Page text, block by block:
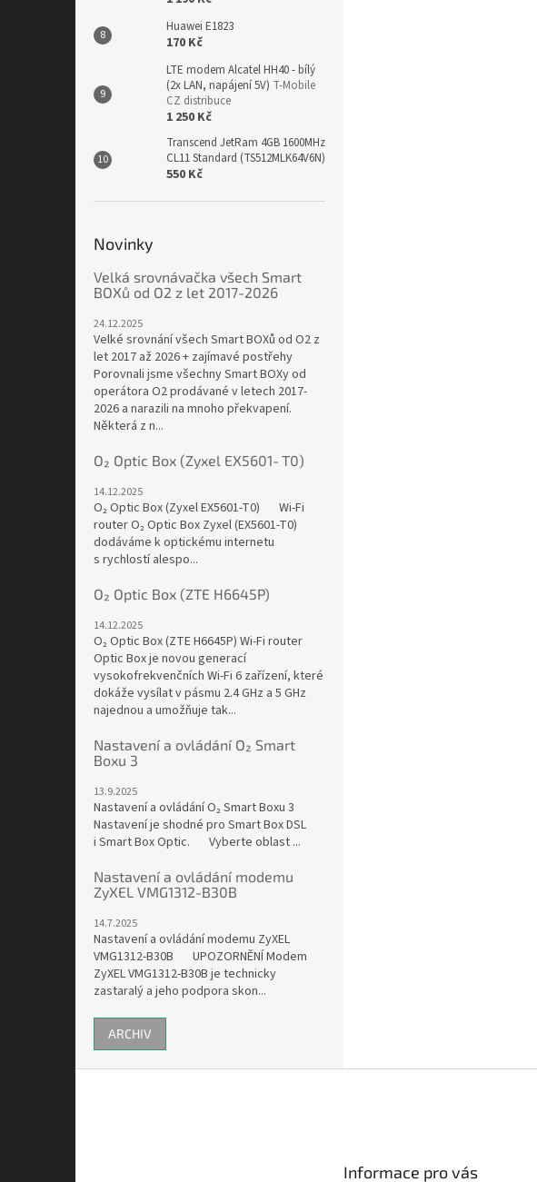
Huawei E1823
170 Kč
LTE modem Alcatel HH40 - bílý
(2x LAN, napájení 5V) T-Mobile
CZ distribuce
1 250 Kč
Transcend JetRam 4GB 1600MHz
CL11 Standard (TS512MLK64V6N)
550 Kč
Novinky
Velká srovnávačka všech Smart
BOXů od O2 z let 2017-2026
24.12.2025
Velké srovnání všech Smart BOXů od O2 z
let 2017 až 2026 + zajímavé postřehy
Porovnali jsme všechny Smart BOXy od
operátora O2 prodávané v letech 2017-
2026 a narazili na mnoho překvapení.
Některá z n...
O₂ Optic Box (Zyxel EX5601‑T0)
14.12.2025
O₂ Optic Box (Zyxel EX5601‑T0) Wi-Fi
router O₂ Optic Box Zyxel (EX5601-T0)
dodáváme k optickému internetu
s rychlostí alespo...
O₂ Optic Box (ZTE H6645P)
14.12.2025
O₂ Optic Box (ZTE H6645P) Wi-Fi router
Optic Box je novou generací
vysokofrekvenčních Wi-Fi 6 zařízení, které
dokáže vysílat v pásmu 2.4 GHz a 5 GHz
najednou a umožňuje tak...
Nastavení a ovládání O₂ Smart
Boxu 3
13.9.2025
Nastavení a ovládání O₂ Smart Boxu 3
Nastavení je shodné pro Smart Box DSL
i Smart Box Optic. Vyberte oblast ...
Nastavení a ovládání modemu
ZyXEL VMG1312-B30B
14.7.2025
Nastavení a ovládání modemu ZyXEL
VMG1312-B30B UPOZORNĚNÍ Modem
ZyXEL VMG1312-B30B je technicky
zastaralý a jeho podpora skon...
ARCHIV
Informace pro vás